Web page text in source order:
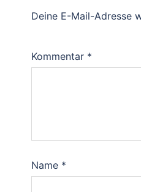
Deine E-Mail-Adresse
Kommentar *
Name *